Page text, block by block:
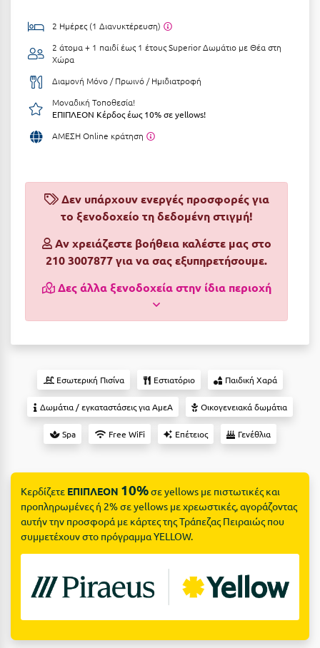
Αριδαία
Αρκίτσα
Αστυπάλαια
Βυτίνα
Γαλαξiδι
Γλυφάδα
Γρεβενά
Γύθειο
Δελφοί
Διακοπτό
Ξενοδοχεία 3 Αστέρων
Ξενοδοχεία 4 Αστέρων
Ξενοδοχεία 5 Αστέρων
Βίλες
Κρουαζιέρες
Διαμερίσματα
Boutique Hotels
Ξενώνες
Camping
Suites
Δες όλες τις προσφορές
Δες όλα τα πακέτα διακοπών
2 Ημέρες (1 Διανυκτέρευση)
2 άτομα + 1 παιδί έως 1 έτουςSuperior Δωμάτιο με Θέα στη
Χώρα
Διαμονή Μόνο / Πρωινό / Ημιδιατροφή
Μοναδική Τοποθεσία!
ΕΠΙΠΛΕΟΝ Κέρδος έως 10% σε yellows!
ΑΜΕΣΗ Online κράτηση
Δεν υπάρχουν ενεργές προσφορές για
το ξενοδοχείο τη δεδομένη στιγμή!
Αν χρειάζεστε βοήθεια καλέστε μας στο
210 3007877 για να σας εξυπηρετήσουμε.
Δες άλλα ξενοδοχεία στην ίδια περιοχή
Εσωτερική Πισίνα Εστιατόριο Παιδική Χαρά
Δωμάτια / εγκαταστάσεις για ΑμεΑ Οικογενειακά δωμάτια
Spa Free WiFi Επέτειος Γενέθλια
Κερδίζετε ΕΠΙΠΛΕΟΝ 10%σε yellows με πιστωτικές και
προπληρωμένες ή 2% σε yellows με χρεωστικές, αγοράζοντας
αυτήν την προσφορά με κάρτες της Τράπεζας Πειραιώς που
συμμετέχουν στο πρόγραμμα YELLOW.